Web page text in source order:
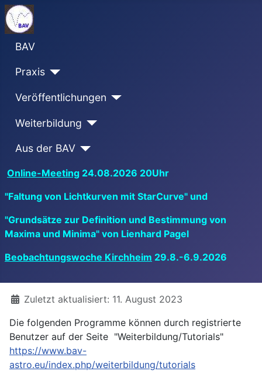
BAV
Praxis
Veröffentlichungen
Weiterbildung
Aus der BAV
Online-Meeting 24.08.2026 20Uhr
"Faltung von Lichtkurven mit StarCurve" und
"Grundsätze zur Definition und Bestimmung von
Maxima und Minima" von Lienhard Pagel
Beobachtungswoche Kirchheim 29.8.-6.9.2026
DetailsZuletzt aktualisiert: 11. August 2023
Die folgenden Programme können durch registrierte
Benutzer auf der Seite "Weiterbildung/Tutorials"
https://www.bav-
astro.eu/index.php/weiterbildung/tutorials